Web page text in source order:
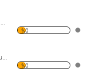
Kırmızı ve Sarı Çınar Yaprağı Forex Tablo
%0
Sazlık Gölet ve Uçan Kuşlar Forex Tablo
%0